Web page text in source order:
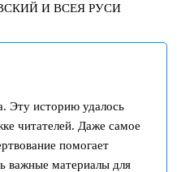
И ВСЕЯ РУСИ
Эту историю удалось
читателей. Даже самое
помогает
важные материалы для